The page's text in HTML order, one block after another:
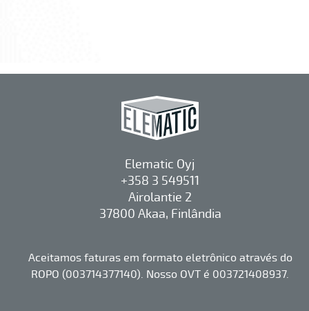
Elematic Oyj
+358 3 549511
Airolantie 2
37800 Akaa, Finlândia
Aceitamos faturas em formato eletrônico através do
ROPO (003714377140). Nosso OVT é 003721408937.